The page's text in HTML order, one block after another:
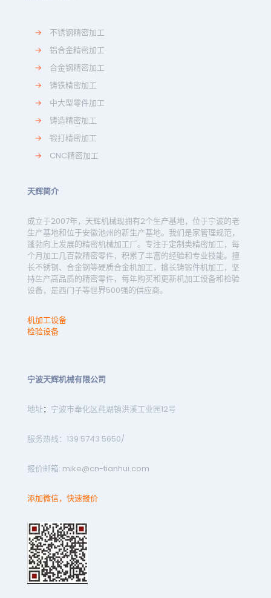
→
不锈钢精密加工
→
铝合金精密加工
→
合金钢精密加工
→
铸铁精密加工
→
中大型零件加工
→
铸造精密加工
→
锻打精密加工
→
CNC精密加工
天辉简介
成立于2007年，天辉机械现拥有2个生产基地，位于宁波的老
生产基地和位于安徽池州的新生产基地。我们是家管理规范，
蓬勃向上发展的精密机械加工厂。专注于定制类精密加工，每
个月加工几百款精密零件，积累了丰富的经验和专业技能。擅
长不锈钢、合金钢等硬质合金机加工，擅长铸锻件机加工，坚
持生产高品质的精密零件，每年购买和更新机加工设备和检验
设备，是西门子等世界500强的供应商。
机加工设备
检验设备
宁波天辉机械有限公司
地址： 宁波市奉化区莼湖镇洪溪工业园12号
服务热线：139 5743 5650/
报价邮箱: mike@cn-tianhui.com
添加微信，快速报价